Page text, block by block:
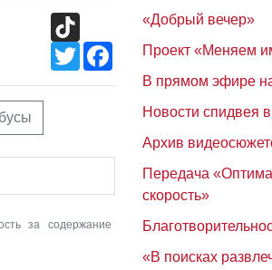
TikTok
TwitterFacebook
за содержание
«Добрый вечер»
Проект «Меняем
В прямом эфире
Новости спидвея
Архив
Передача
скорость»
«В поисках